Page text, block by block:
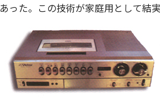
あった。この技術が家庭用として結